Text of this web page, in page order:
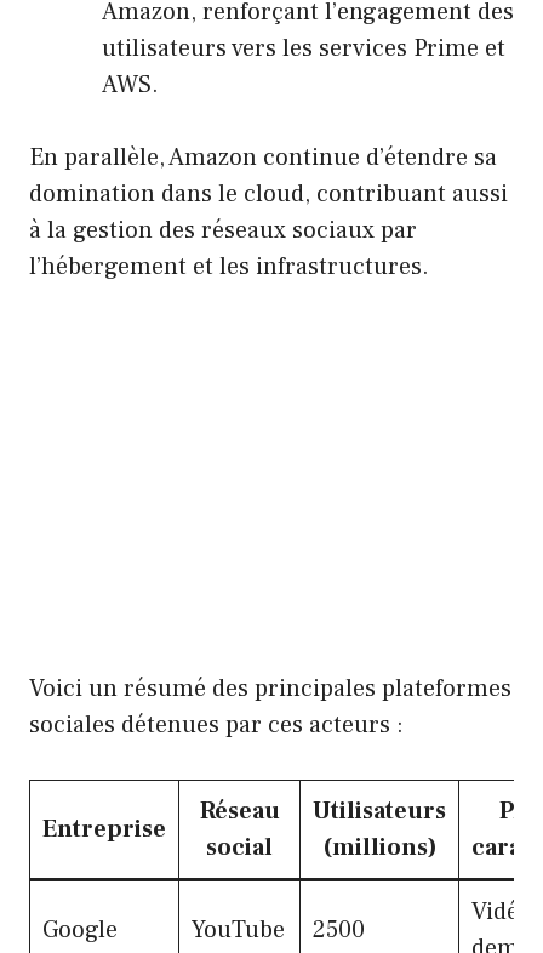
Amazon, renforçant l’engagement des
utilisateurs vers les services Prime et
AWS.
En parallèle, Amazon continue d’étendre sa
domination dans le cloud, contribuant aussi
à la gestion des réseaux sociaux par
l’hébergement et les infrastructures.
Voici un résumé des principales plateformes
sociales détenues par ces acteurs :
Entreprise
Réseau
social
Utilisateurs
(millions)
Google YouTube 2500
Vidéo